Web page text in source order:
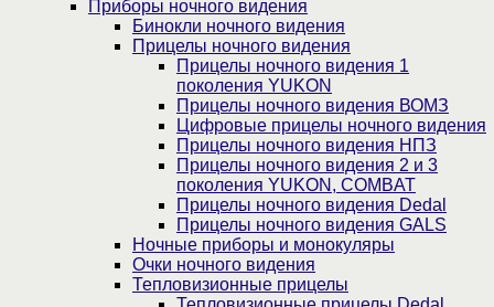
Приборы ночного видения
Бинокли ночного видения
Прицелы ночного видения
Прицелы ночного видения 1
поколения YUKON
Прицелы ночного видения ВОМЗ
Цифровые прицелы ночного видения
Прицелы ночного видения НПЗ
Прицелы ночного видения 2 и 3
поколения YUKON, COMBAT
Прицелы ночного видения Dedal
Прицелы ночного видения GALS
Ночные приборы и монокуляры
Очки ночного видения
Тепловизионные прицелы